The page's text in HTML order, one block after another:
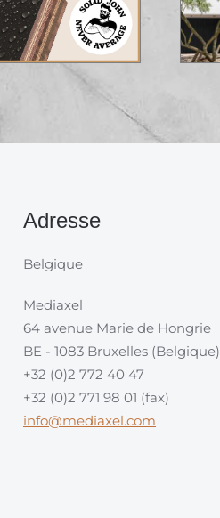
Adresse
Belgique
Mediaxel
64 avenue Marie de Hongrie
BE - 1083 Bruxelles (Belgique)
+32 (0)2 772 40 47
+32 (0)2 771 98 01 (fax)
info@mediaxel.com